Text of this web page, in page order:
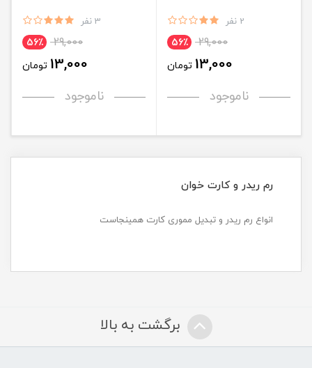
2 نفر
29,000 56٪
13,000 تومان
ناموجود
3 نفر
29,000 56٪
13,000 تومان
ناموجود
رم ریدر و کارت خوان
انواع رم ریدر و تبدیل مموری کارت همینجاست
برگشت به بالا